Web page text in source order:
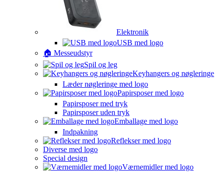
Elektronik
USB med logo
🏠 Messeudstyr
Spil og leg
Keyhangers og nøgleringe
Læder nøgleringe med logo
Papirsposer med logo
Papirsposer med tryk
Papirsposer uden tryk
Emballage med logo
Indpakning
Reflekser med logo
Diverse med logo
Special design
Værnemidler med logo